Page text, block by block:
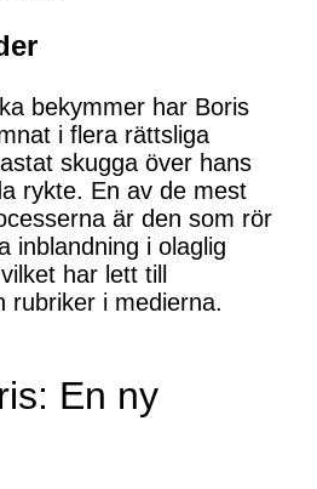
bekymmer har Boris
i flera rättsliga
skugga över hans
rykte. En av de mest
är den som rör
inblandning i olaglig
har lett till
rubriker i medierna.
En ny